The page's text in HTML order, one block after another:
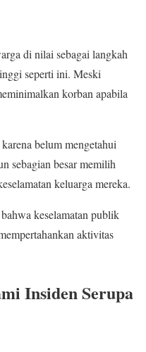
di nilai sebagai langkah
seperti ini. Meski
korban apabila
belum mengetahui
sebagian besar memilih
keluarga mereka.
keselamatan publik
aktivitas
Insiden Serupa